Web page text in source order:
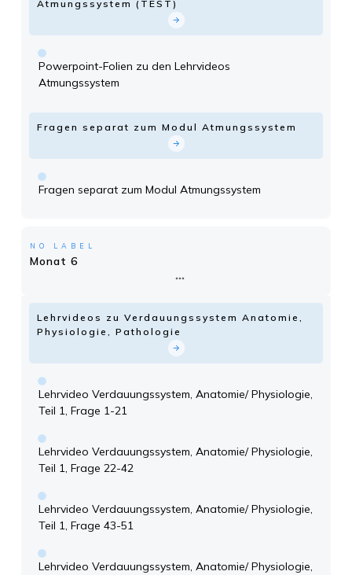
Atmungssystem (TEST)
Powerpoint-Folien zu den Lehrvideos
Atmungssystem
Fragen separat zum Modul Atmungssystem
Fragen separat zum Modul Atmungssystem
NO LABEL
Monat 6
Lehrvideos zu Verdauungssystem Anatomie,
Physiologie, Pathologie
Lehrvideo Verdauungssystem, Anatomie/ Physiologie,
Teil 1, Frage 1-21
Lehrvideo Verdauungssystem, Anatomie/ Physiologie,
Teil 1, Frage 22-42
Lehrvideo Verdauungssystem, Anatomie/ Physiologie,
Teil 1, Frage 43-51
Lehrvideo Verdauungssystem, Anatomie/ Physiologie,